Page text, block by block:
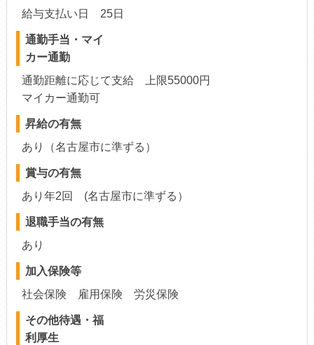
給与支払い日 25日
通勤手当・マイ
カー通勤
通勤距離に応じて支給 上限55000円
マイカー通勤可
昇給の有無
あり（名古屋市に準ずる）
賞与の有無
あり年2回 (名古屋市に準ずる）
退職手当の有無
あり
加入保険等
社会保険 雇用保険 労災保険
その他待遇・福
利厚生